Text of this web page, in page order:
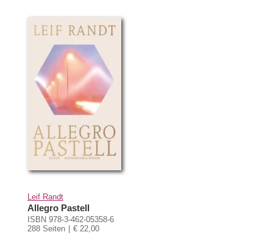
Leif Randt
Allegro Pastell
ISBN 978-3-462-05358-6
288 Seiten
€ 22,00